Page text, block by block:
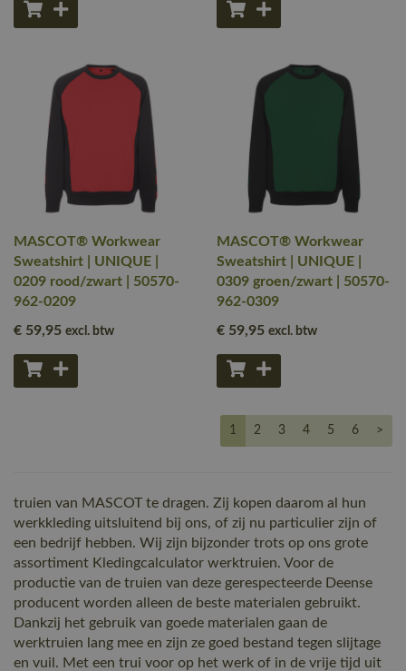
MASCOT® Workwear
Sweatshirt | UNIQUE |
0209 rood/zwart | 50570-
962-0209
€ 59,95 excl. btw
MASCOT® Workwear
Sweatshirt | UNIQUE |
0309 groen/zwart | 50570-
962-0309
€ 59,95 excl. btw
1 2 3 4 5 6 >
truien van MASCOT te dragen. Zij kopen daarom al hun
werkkleding uitsluitend bij ons, of zij nu particulier zijn of
een bedrijf hebben. Wij zijn bijzonder trots op ons grote
assortiment Kledingcalculator werktruien. Voor de
productie van de truien van deze gerespecteerde Deense
producent worden alleen de beste materialen gebruikt.
Dankzij het gebruik van goede materialen gaan de
werktruien lang mee en zijn ze goed bestand tegen slijtage
en vuil. Met een trui voor op het werk of in de vrije tijd uit